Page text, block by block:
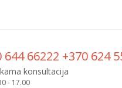
644 66222 +370 624
konsultacija
- 17.00